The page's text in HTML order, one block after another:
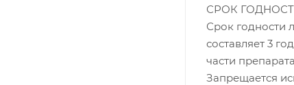
СРОК
Срок годности
составляет 3
части
Запрещается